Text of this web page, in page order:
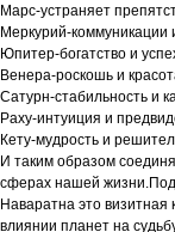
Марс-устраняет
Меркурий-коммуникации
Юпитер-богатство и
Венера-роскошь и
Сатурн-стабильность и
Раху-интуиция и
Кету-мудрость и
И таким образом
сферах нашей
Наваратна это визитная
влиянии планет на